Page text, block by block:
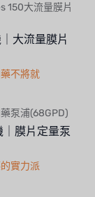
150大流量膜片
大流量膜片
不將就
泵浦(68GPD)
膜片定量泵
實力派